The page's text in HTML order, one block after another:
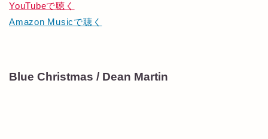
YouTubeで聴く
Amazon Musicで聴く
Blue Christmas / Dean Martin